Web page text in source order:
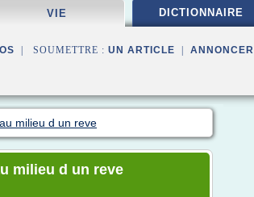
VIE DICTIONNAIRE
| SOUMETTRE : UN ARTICLE ANNONCER
milieu d un reve
milieu d un reve